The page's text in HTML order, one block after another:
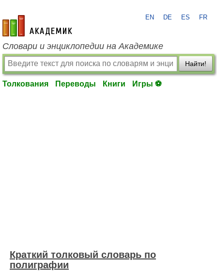
academic.ru
EN DE ES FR
Словари и энциклопедии на Академике
Найти!
Толкования Переводы Книги Игры ⚽
Краткий толковый словарь по
полиграфии